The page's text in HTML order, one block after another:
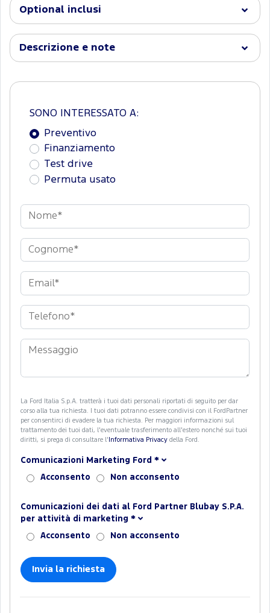
Optional inclusi
Descrizione e note
SONO INTERESSATO A:
Preventivo
Finanziamento
Test drive
Permuta usato
La Ford Italia S.p.A. tratterà i tuoi dati personali riportati di seguito per dar
corso alla tua richiesta. I tuoi dati potranno essere condivisi con il FordPartner
per consentirci di evadere la tua richiesta. Per maggiori informazioni sul
trattamento dei tuoi dati, l'eventuale trasferimento all'estero nonché sui tuoi
diritti, si prega di consultare l' Informativa Privacy della Ford.
Comunicazioni Marketing Ford *
Acconsento Non acconsento
Comunicazioni dei dati al Ford Partner Blubay S.P.A.
per attività di marketing *
Acconsento Non acconsento